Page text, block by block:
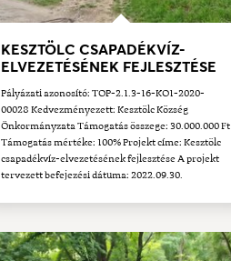
KESZTÖLC CSAPADÉKVÍZ-
ELVEZETÉSÉNEK FEJLESZTÉSE
Pályázati azonosító: TOP-2.1.3-16-KO1-2020-
00028 Kedvezményezett: Kesztölc Község
Önkormányzata Támogatás összege: 30.000.000 Ft
Támogatás mértéke: 100% Projekt címe: Kesztölc
csapadékvíz-elvezetésének fejlesztése A projekt
tervezett befejezési dátuma: 2022.09.30.